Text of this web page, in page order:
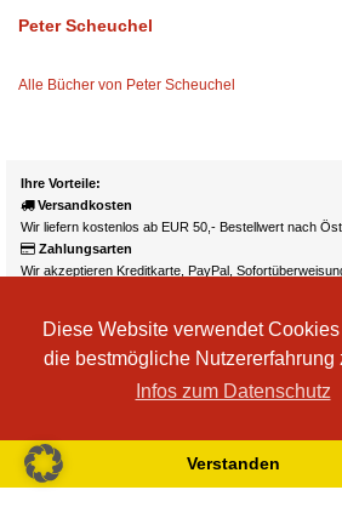
Diese Website verwendet
die bestmögliche Nutzererfahrung
Infos zum Datenschutz
Verstanden
Peter Scheuchel
Alle Bücher von Peter Scheuchel
Ihre Vorteile:
Versandkosten
Wir liefern kostenlos ab EUR 50,- Bestellwert nach
Zahlungsarten
Wir akzeptieren Kreditkarte, PayPal,